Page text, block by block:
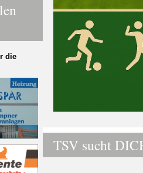
TSV sucht
die